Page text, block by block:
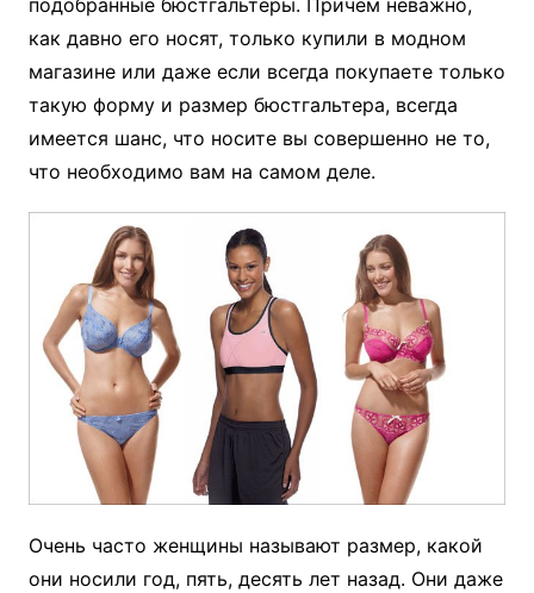
подобранные бюстгальтеры. Причем неважно,
как давно его носят, только купили в модном
магазине или даже если всегда покупаете только
такую форму и размер бюстгальтера, всегда
имеется шанс, что носите вы совершенно не то,
что необходимо вам на самом деле.
Очень часто женщины называют размер, какой
они носили год, пять, десять лет назад. Они даже